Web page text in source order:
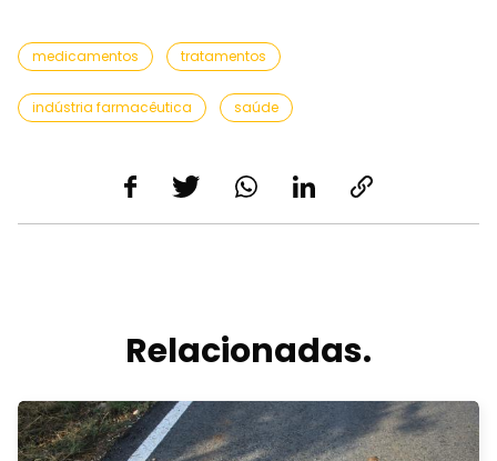
medicamentos tratamentos
indústria farmacêutica saúde
Relacionadas.